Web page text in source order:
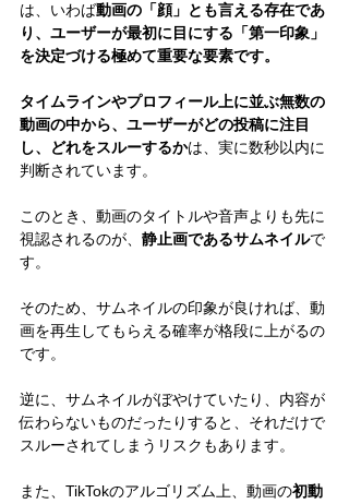
は、いわば動画の「顔」とも言える存在であ
り、ユーザーが最初に目にする「第一印象」
を決定づける極めて重要な要素です。
タイムラインやプロフィール上に並ぶ無数の
動画の中から、ユーザーがどの投稿に注目
し、どれをスルーするかは、実に数秒以内に
判断されています。
このとき、動画のタイトルや音声よりも先に
視認されるのが、 静止画であるサムネイルで
す。
そのため、サムネイルの印象が良ければ、動
画を再生してもらえる確率が格段に上がるの
です。
逆に、サムネイルがぼやけていたり、内容が
伝わらないものだったりすると、それだけで
スルーされてしまうリスクもあります。
また、TikTokのアルゴリズム上、動画の初動